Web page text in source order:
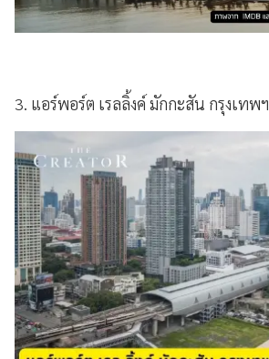
3. แอร์พอร์ต เรลลิ้งค์ มักกะสัน กรุงเทพฯ